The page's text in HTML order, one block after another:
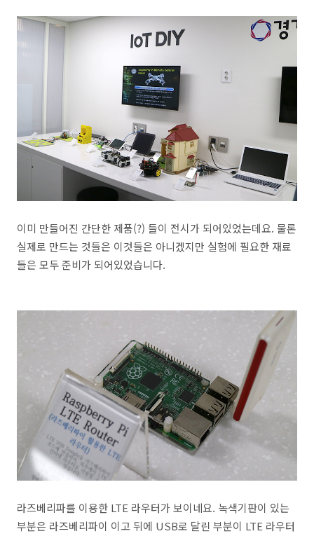
이미 만들어진 간단한 제품(?) 들이 전시가 되어있었는데요. 물론
실제로 만드는 것들은 이것들은 아니겠지만 실험에 필요한 재료
들은 모두 준비가 되어있었습니다.
라즈베리파를 이용한 LTE 라우터가 보이네요. 녹색기판이 있는
부분은 라즈베리파이 이고 뒤에 USB로 달린 부분이 LTE 라우터